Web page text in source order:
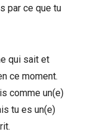
par ce que tu
qui sait et
ce moment.
comme un(e)
tu es un(e)